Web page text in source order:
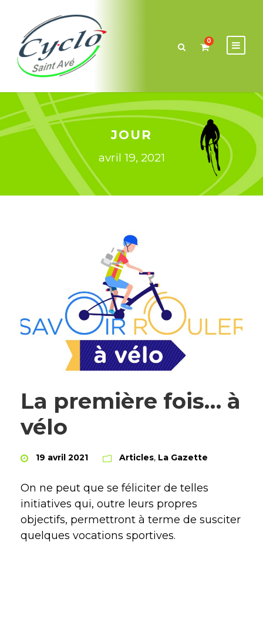
0
JOUR
avril 19, 2021
La première fois… à
vélo
19 avril 2021 Articles, La Gazette
On ne peut que se féliciter de telles
initiatives qui, outre leurs propres
objectifs, permettront à terme de susciter
quelques vocations sportives.